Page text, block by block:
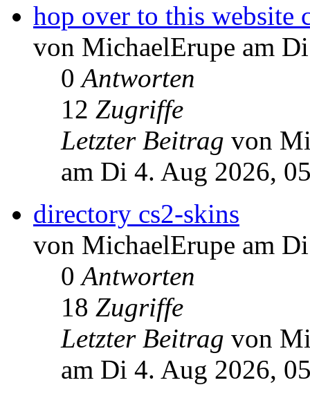
hop over to this website
von MichaelErupe am
0Antworten
12 Zugriffe
Letzter Beitrag von
am Di 4. Aug 2026,
directory cs2-skins
von MichaelErupe am
0Antworten
18 Zugriffe
Letzter Beitrag von
am Di 4. Aug 2026,